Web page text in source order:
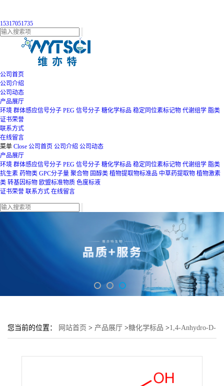
15317051735
公司首页
公司介绍
公司动态
产品展厅
环境 群体感应信号分子 PEG 信号分子 糖化学标品 稳定同位素标记物 代谢组学 脂类
证书荣誉
联系方式
在线留言
菜单 Close 公司首页 公司介绍 公司动态
产品展厅
环境 群体感应信号分子 PEG 信号分子 糖化学标品 稳定同位素标记物 代谢组学 脂类
抗生素 药物类 GPC分子量 聚合物 固醇类 植物提取物标准品 中草药提取物 植物激素
类 转基因标物 欧盟标准物质 色度标液
证书荣誉 联系方式 在线留言
您当前的位置： 网站首页 > 产品展厅 >糖化学标品 >1,4-Anhydro-D-